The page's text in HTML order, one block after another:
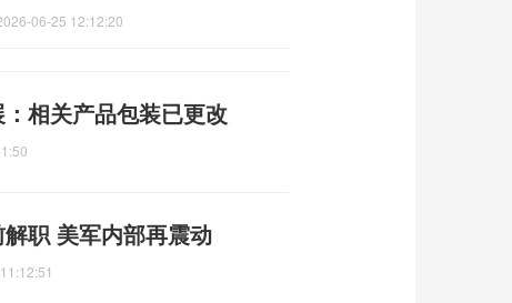
06-25 12:12:20
相关产品包装已更改
职 美军内部再震动